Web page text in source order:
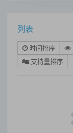
列表
时间排序
支持量排序